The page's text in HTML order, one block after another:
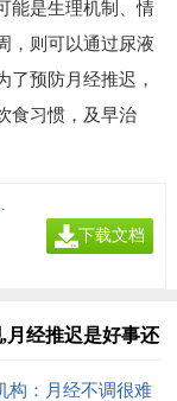
能是生理机制、情
，则可以通过尿液
了预防月经推迟，
食习惯，及早治
下载文档
月经推迟是好事还
构：月经不调很难